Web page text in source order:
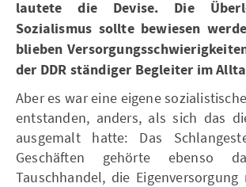
lautete die Devise. Die
Sozialismus sollte bewiesen
blieben
der DDR ständiger Begleiter im
Aber es war eine eigene
entstanden, anders, als sich das
ausgemalt hatte: Das
Geschäften gehörte ebenso
Tauschhandel, die